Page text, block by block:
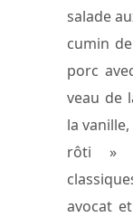
salade
cumin
porc
veau de
la
rôti »
avocat